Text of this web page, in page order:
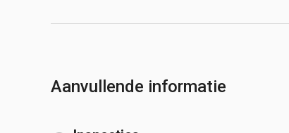
Aanvullende informatie